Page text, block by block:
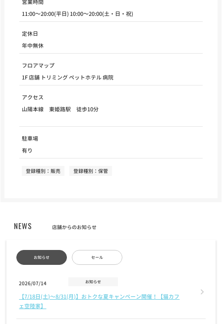
営業時間
11:00～20:00(平日) 10:00～20:00(土・日・祝)
定休日
年中無休
フロアマップ
1F 店舗 トリミング ペットホテル 病院
アクセス
山陽本線 東姫路駅 徒歩10分
駐車場
有り
登録種別：販売 登録種別：保管
NEWS 店舗からのお知らせ
お知らせ セール
2026/07/14 お知らせ
【7/18日(土)〜8/31(月)】おトクな夏キャンペーン開催！【猫カフ
ェ空陸家】